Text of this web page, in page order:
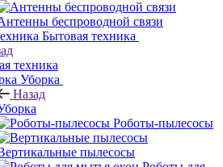
беспроводной связи
Бытовая техника
техника
Уборка
Назад
Роботы-пылесосы
пылесосы